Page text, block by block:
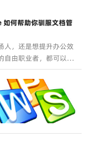
人，还是想提升办公效
自由职业者，都可以借
效、有序。